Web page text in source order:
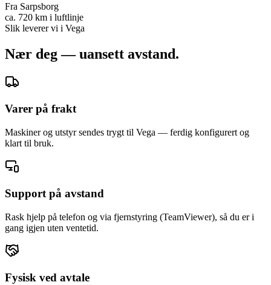
Fra Sarpsborg
ca. 720 km i luftlinje
Slik leverer vi i Vega
Nær deg — uansett avstand.
Varer på frakt
Maskiner og utstyr sendes trygt til Vega — ferdig konfigurert og
klart til bruk.
Support på avstand
Rask hjelp på telefon og via fjernstyring (TeamViewer), så du er i
gang igjen uten ventetid.
Fysisk ved avtale